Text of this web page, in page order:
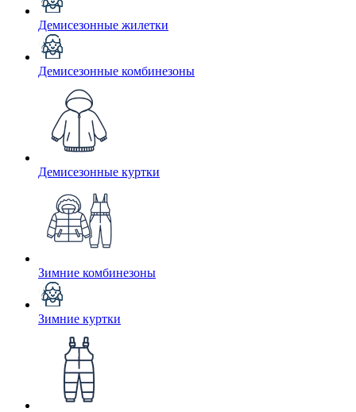
Демисезонные жилетки
Демисезонные комбинезоны
Демисезонные куртки
Зимние комбинезоны
Зимние куртки